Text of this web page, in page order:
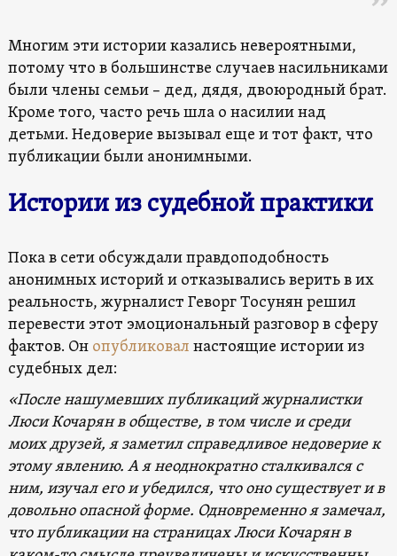
Многим эти истории казались невероятными,
потому что в большинстве случаев насильниками
были члены семьи – дед, дядя, двоюродный брат.
Кроме того, часто речь шла о насилии над
детьми. Недоверие вызывал еще и тот факт, что
публикации были анонимными.
Истории из судебной практики
Пока в сети обсуждали правдоподобность
анонимных историй и отказывались верить в их
реальность, журналист Геворг Тосунян решил
перевести этот эмоциональный разговор в сферу
фактов. Он опубликовал настоящие истории из
судебных дел:
«После нашумевших публикаций журналистки
Люси Кочарян в обществе, в том числе и среди
моих друзей, я заметил справедливое недоверие к
этому явлению. А я неоднократно сталкивался с
ним, изучал его и убедился, что оно существует и в
довольно опасной форме. Одновременно я замечал,
что публикации на страницах Люси Кочарян в